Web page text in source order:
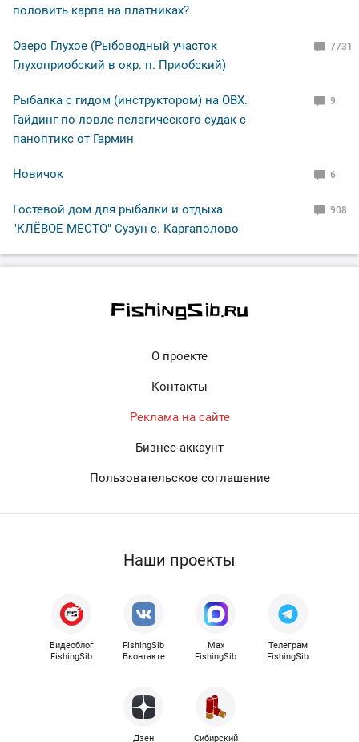
половить карпа на платниках?
Озеро Глухое (Рыбоводный участок
Глухоприобский в окр. п. Приобский)
7731
Рыбалка с гидом (инструктором) на ОВХ.
Гайдинг по ловле пелагического судак с
паноптикс от Гармин
9
Новичок 6
Гостевой дом для рыбалки и отдыха
"КЛЁВОЕ МЕСТО" Сузун с. Каргаполово
908
О проекте
Контакты
Реклама на сайте
Бизнес-аккаунт
Пользовательское соглашение
Наши проекты
Видеоблог
FishingSib
FishingSib
Вконтакте
Max
FishingSib
Телеграм
FishingSib
Дзен Сибирский